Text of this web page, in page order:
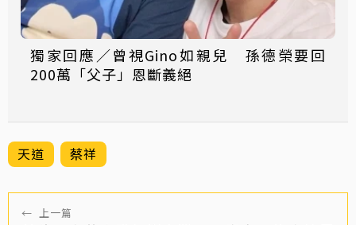
獨家回應／曾視Gino如親兒 孫德榮要回
200萬「父子」恩斷義絕
天道 蔡祥
← 上一篇